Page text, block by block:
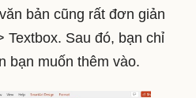
bản cũng rất đơn giản
Textbox. Sau đó, bạn chỉ
bạn muốn thêm vào.